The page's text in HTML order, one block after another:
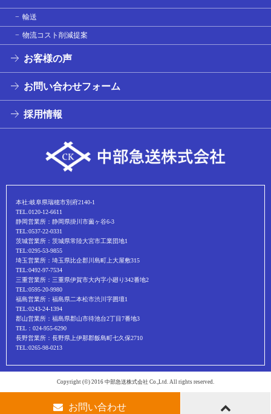
輸送
物流コスト削減提案
お客様の声
お問い合わせフォーム
採用情報
本社:岐阜県瑞穂市別府2140-1
TEL.0120-12-6611
静岡営業所：静岡県掛川市薗ヶ谷6-3
TEL:0537-22-0331
茨城営業所：茨城県常陸大宮市工業団地1
TEL:0295-53-9855
埼玉営業所：埼玉県比企郡川島町上大屋敷315
TEL:0492-97-7534
三重営業所：三重県伊賀市大内字小廻り342番地2
TEL:0595-20-9980
福島営業所：福島県二本松市渋川字囲壇1
TEL:0243-24-1394
郡山営業所：福島県郡山市待池台2丁目7番地3
TEL：024-955-6290
長野営業所：長野県上伊那郡飯島町七久保2710
TEL:0265-98-0213
Copyright (©) 2016 中部急送株式会社 Co.,Ltd. All rights reserved.
お問い合わせ